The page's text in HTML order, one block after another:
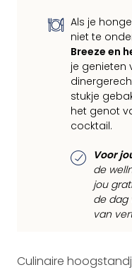
Als je
niet te
Breeze en
je genieten
stukje
het genot
cocktail.
Voor
de
jou
de dag
van
Culinaire